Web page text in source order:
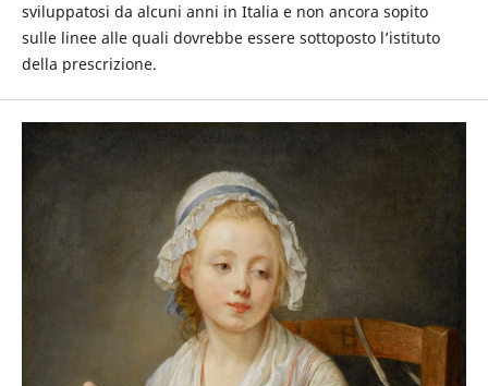
sviluppatosi da alcuni anni in Italia e non ancora sopito
sulle linee alle quali dovrebbe essere sottoposto l’istituto
della prescrizione.